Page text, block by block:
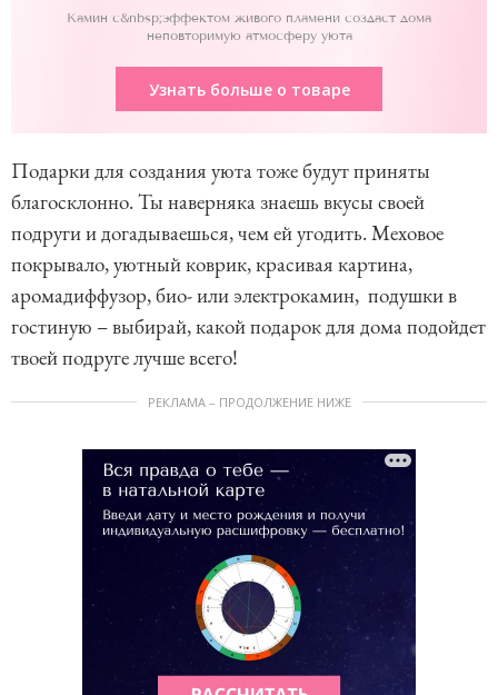
Камин с&nbsp;эффектом живого пламени создаст дома
неповторимую атмосферу уюта
Узнать больше о товаре
Подарки для создания уюта тоже будут приняты
благосклонно. Ты наверняка знаешь вкусы своей
подруги и догадываешься, чем ей угодить. Меховое
покрывало, уютный коврик, красивая картина,
аромадиффузор, био- или электрокамин, подушки в
гостиную – выбирай, какой подарок для дома подойдет
твоей подруге лучше всего!
РЕКЛАМА – ПРОДОЛЖЕНИЕ НИЖЕ